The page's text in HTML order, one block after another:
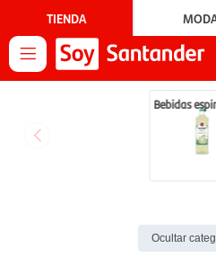
TIENDA

Bebidas
Ocultar